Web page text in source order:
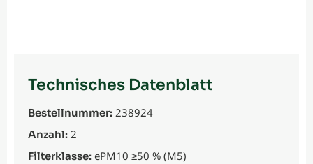
Technisches Datenblatt
Bestellnummer: 238924
Anzahl: 2
Filterklasse: ePM10 ≥50 % (M5)